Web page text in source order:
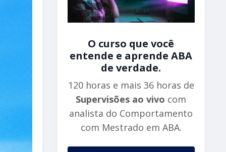
O curso que você
entende e aprende ABA
de verdade.
120 horas e mais 36 horas de
Supervisões ao vivo com
analista do Comportamento
com Mestrado em ABA.